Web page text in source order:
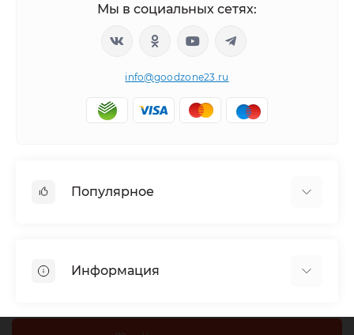
Мы в социальных сетях:
info@goodzone23.ru
Популярное
Сушильные машины
Посудомоечные машины
Информация
Отзывы о магазине